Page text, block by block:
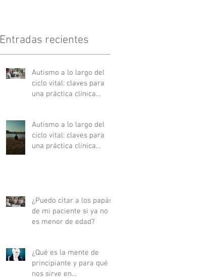
Entradas recientes
Autismo a lo largo del
ciclo vital: claves para
una práctica clínica
Autismo a lo largo del
ciclo vital: claves para
una práctica clínica
¿Puedo citar a los papás
de mi paciente si ya no
es menor de edad?
¿Qué es la mente de
principiante y para qué
nos sirve en